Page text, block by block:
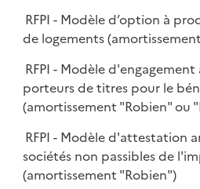
RFPI - Modèle d’option à
de logements
RFPI - Modèle
porteurs de titres pour le
(amortissement "Robien" ou
RFPI - Modèle d'attestation
sociétés non passibles de
(amortissement "Robien")